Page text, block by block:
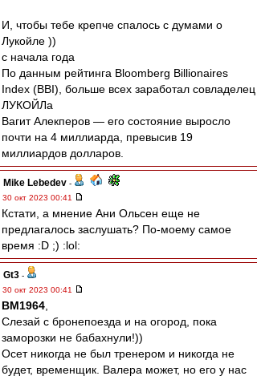
И, чтобы тебе крепче спалось с думами о
Лукойле ))
с начала года
По данным рейтинга Bloomberg Billionaires
Index (BBI), больше всех заработал совладелец
ЛУКОЙЛа
Вагит Алекперов — его состояние выросло
почти на 4 миллиарда, превысив 19
миллиардов долларов.
Mike Lebedev -
30 окт 2023 00:41
Кстати, а мнение Ани Ольсен еще не
предлагалось заслушать? По-моему самое
время :D ;) :lol:
Gt3 -
30 окт 2023 00:41
BM1964
Слезай с бронепоезда и на огород, пока
заморозки не бабахнули!))
Осет никогда не был тренером и никогда не
будет, временщик. Валера может, но его у нас